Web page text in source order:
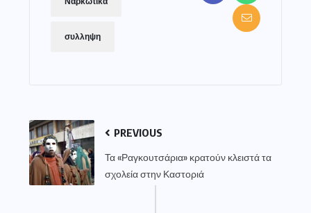
συλληψη
PREVIOUS
Τα «Ραγκουτσάρια» κρατούν κλειστά τα
σχολεία στην Καστοριά